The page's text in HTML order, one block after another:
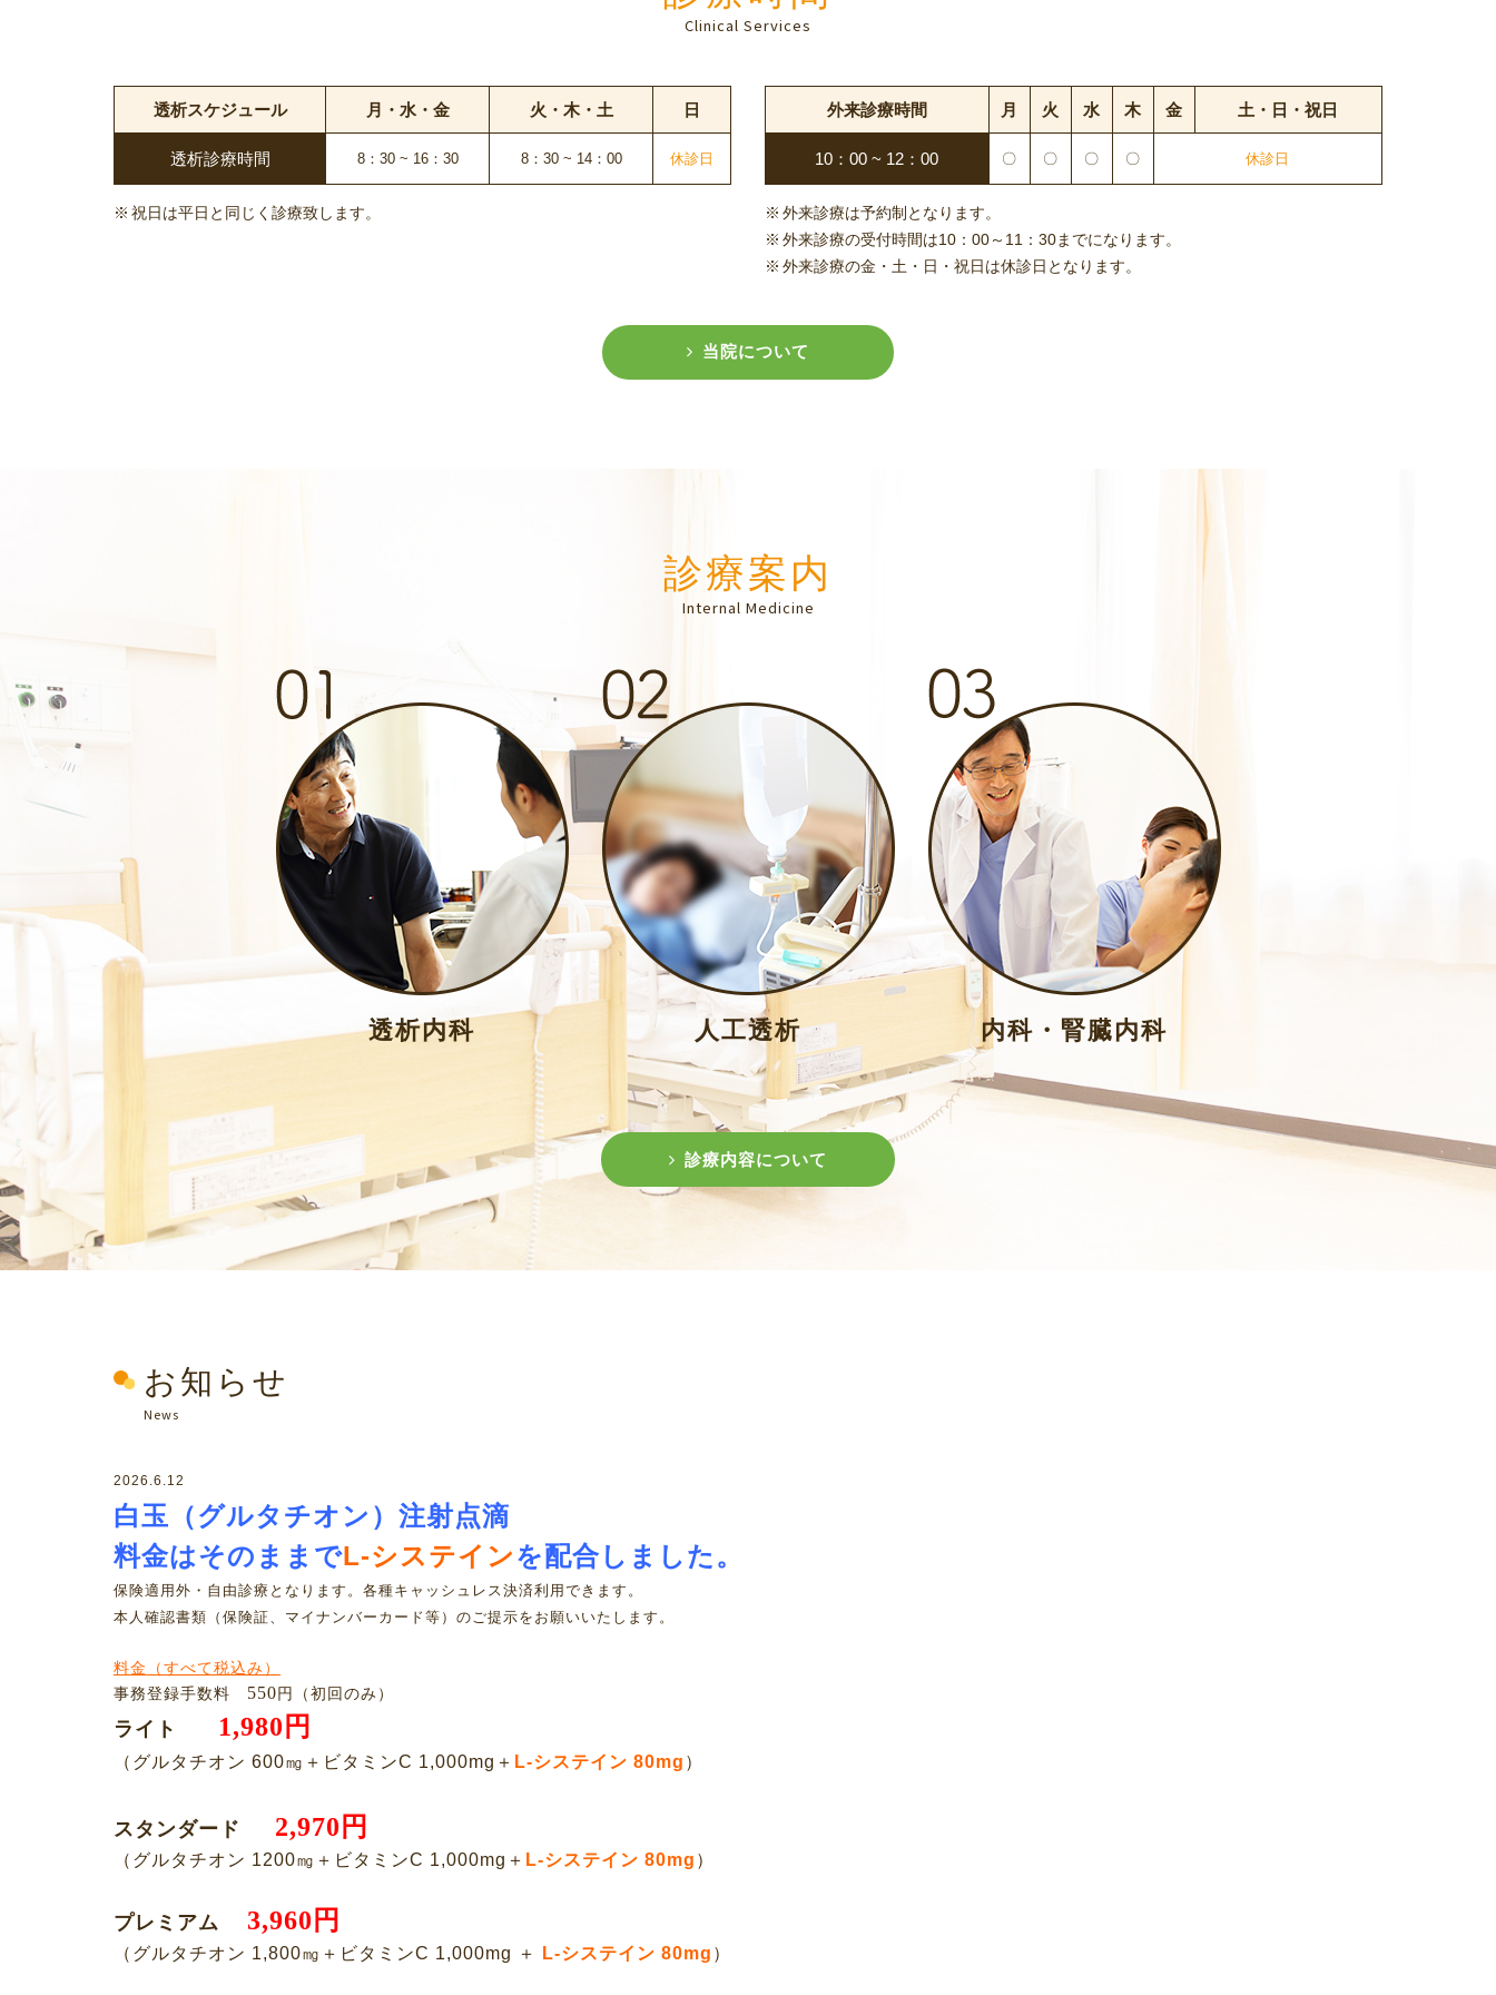
Clinical Services
透析スケジュール 月・水・金 火・木・土 日
透析診療時間 8：30 ~ 16：30 8：30 ~ 14：00 休診日
祝日は平日と同じく診療致します。
外来診療時間 月 火 水 木 金 土・日 ・祝日
10：00 ~ 12：00 〇 〇 〇 〇 休診日
外来診療は予約制となります。
外来診療の受付時間は10：00～11：30までになります。
外来診療の金・土・日・祝日は休診日となります。
当院について
診療案内
Internal Medicine
透析内科 人工透析 内科・腎臓内科
診療内容について
お知らせ
News
2026.6.12
白玉（グルタチオン）注射点滴
料金はそのままでL-システインを配合しました。
保険適用外・自由診療となります。各種キャッシュレス決済利用できます。
本人確認書類（保険証、マイナンバーカード等）のご提示をお願いいたします。
料金（すべて税込み）
事務登録手数料 550円（初回のみ）
ライト 1,980円
（グルタチオン 600㎎＋ビタミンC 1,000mg＋ L-システイン 80mg ）
スタンダード 2,970円
（グルタチオン 1200㎎＋ビタミンC 1,000mg＋ L-システイン 80mg ）
プレミアム 3,960円
（グルタチオン 1,800㎎＋ビタミンC 1,000mg ＋ L-システイン 80mg ）